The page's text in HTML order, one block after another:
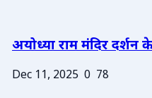
अयोध्या राम मंदिर दर्शन
Dec 11, 2025 0 78